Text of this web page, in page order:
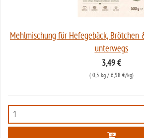
Mehlmischung für Hefegebäck, Brötchen
unterwegs
3,49 €
( 0,5 kg/ 6,98 €/kg)